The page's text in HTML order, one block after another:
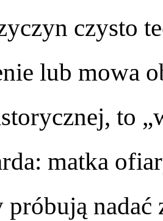
czysto
lub mowa
to
matka
próbują nadać